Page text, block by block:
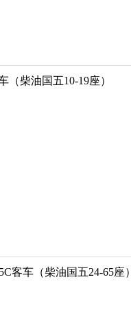
（柴油国五10-19座）
客车（柴油国五24-65座）